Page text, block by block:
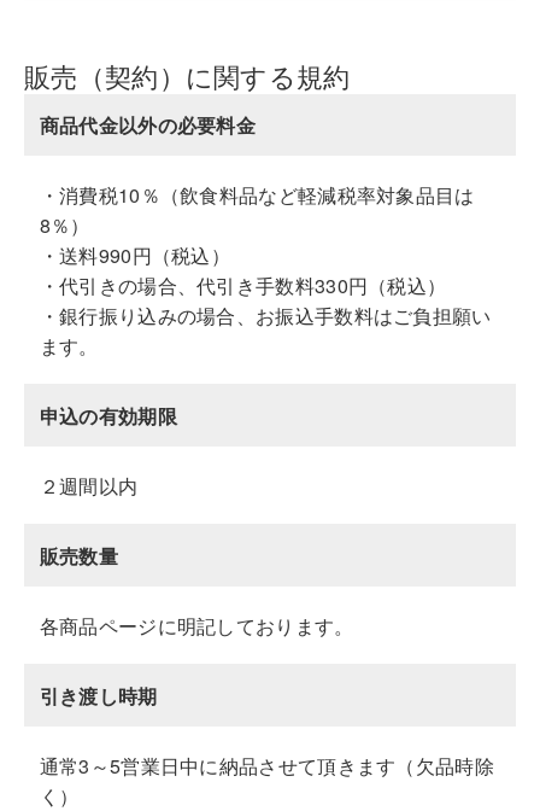
販売（契約）に関する規約
商品代金以外の必要料金
・消費税10％（飲食料品など軽減税率対象品目は
8％）
・送料990円（税込）
・代引きの場合、代引き手数料330円（税込）
・銀行振り込みの場合、お振込手数料はご負担願い
ます。
申込の有効期限
２週間以内
販売数量
各商品ページに明記しております。
引き渡し時期
通常3～5営業日中に納品させて頂きます（欠品時除
く）